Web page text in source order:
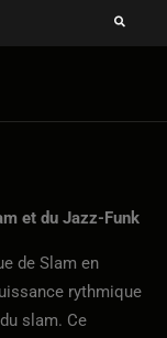
et du Jazz-Funk
de Slam en
rythmique
slam. Ce